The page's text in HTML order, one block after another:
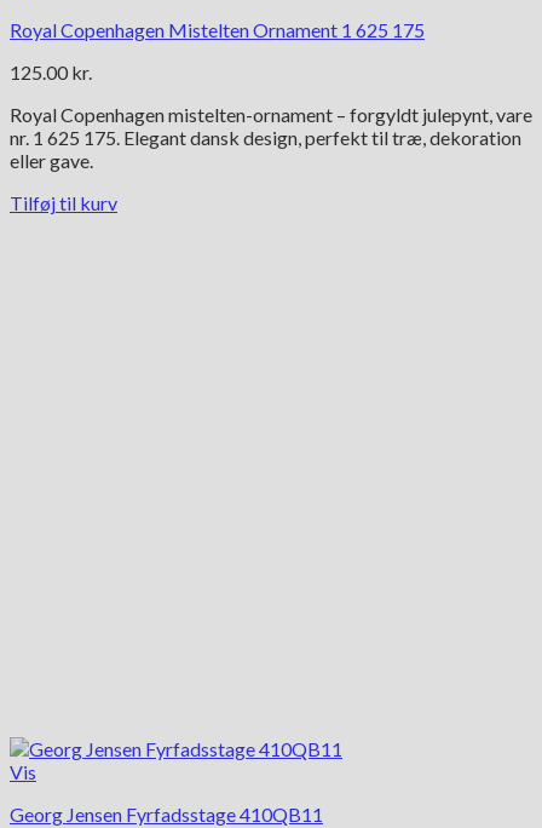
Royal Copenhagen Mistelten Ornament 1 625 175
125.00 kr.
Royal Copenhagen mistelten-ornament – forgyldt julepynt, vare
nr. 1 625 175. Elegant dansk design, perfekt til træ, dekoration
eller gave.
Tilføj til kurv
Vis
Georg Jensen Fyrfadsstage 410QB11